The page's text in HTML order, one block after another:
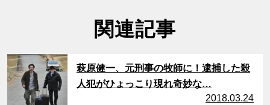
関連記事
サムネイル
萩原健一、元刑事の牧師に！逮捕した殺
人犯がひょっこり現れ奇妙な…
2018.03.24